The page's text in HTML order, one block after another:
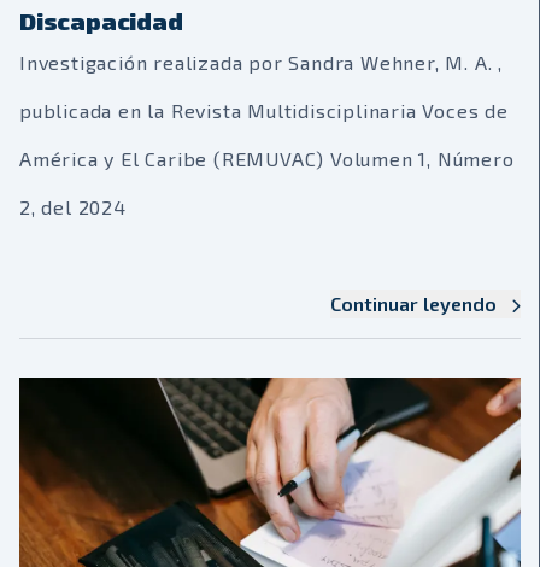
Discapacidad
Investigación realizada por Sandra Wehner, M. A. ,
publicada en la Revista Multidisciplinaria Voces de
América y El Caribe (REMUVAC) Volumen 1, Número
2, del 2024
Continuar leyendo